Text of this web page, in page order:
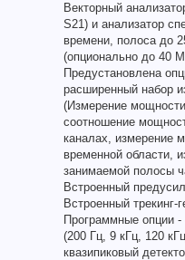
Векторный
S21) и анализатор
времени, полоса до
(опционально до 40
Предустановлена
расширенный набор
(Измерение
соотношение
каналах, измерение
временной области,
занимаемой полосы
Встроенный
Встроенный трекинг-
Программные опции
(200 Гц, 9 кГц, 120
квазипиковый